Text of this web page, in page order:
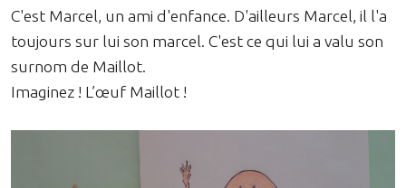
C'est Marcel, un ami d'enfance. D'ailleurs Marcel, il l'a
toujours sur lui son marcel. C'est ce qui lui a valu son
surnom de Maillot.
Imaginez ! L’œuf Maillot !